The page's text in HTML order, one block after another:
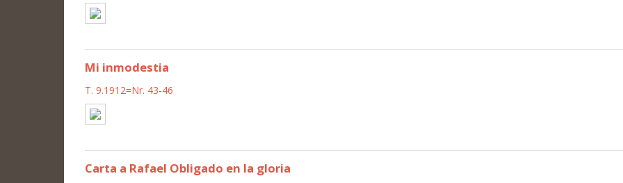
Mi inmodestia
T. 9.1912=Nr. 43-46
Carta a Rafael Obligado en la gloria